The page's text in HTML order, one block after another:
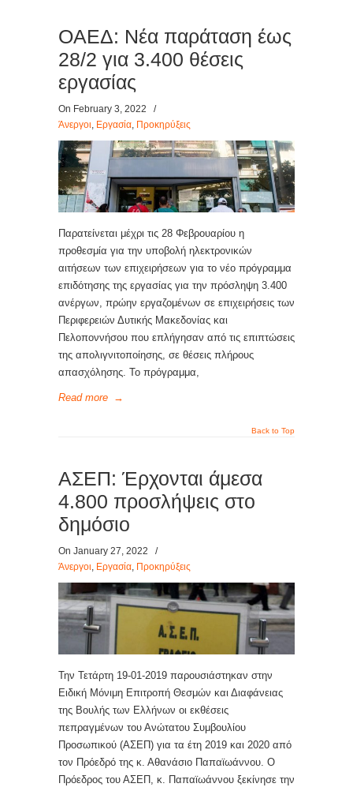
ΟΑΕΔ: Νέα παράταση έως
28/2 για 3.400 θέσεις
εργασίας
On February 3, 2022
/
Άνεργοι, Εργασία, Προκηρύξεις
Παρατείνεται μέχρι τις 28 Φεβρουαρίου η
προθεσμία για την υποβολή ηλεκτρονικών
αιτήσεων των επιχειρήσεων για το νέο πρόγραμμα
επιδότησης της εργασίας για την πρόσληψη 3.400
ανέργων, πρώην εργαζομένων σε επιχειρήσεις των
Περιφερειών Δυτικής Μακεδονίας και
Πελοποννήσου που επλήγησαν από τις επιπτώσεις
της απολιγνιτοποίησης, σε θέσεις πλήρους
απασχόλησης. Το πρόγραμμα,
Read more →
Back to Top
ΑΣΕΠ: Έρχονται άμεσα
4.800 προσλήψεις στο
δημόσιο
On January 27, 2022
/
Άνεργοι, Εργασία, Προκηρύξεις
Την Τετάρτη 19-01-2019 παρουσιάστηκαν στην
Ειδική Μόνιμη Επιτροπή Θεσμών και Διαφάνειας
της Βουλής των Ελλήνων οι εκθέσεις
πεπραγμένων του Ανώτατου Συμβουλίου
Προσωπικού (ΑΣΕΠ) για τα έτη 2019 και 2020 από
τον Πρόεδρό της κ. Αθανάσιο Παπαϊωάννου. Ο
Πρόεδρος του ΑΣΕΠ, κ. Παπαϊωάννου ξεκίνησε την